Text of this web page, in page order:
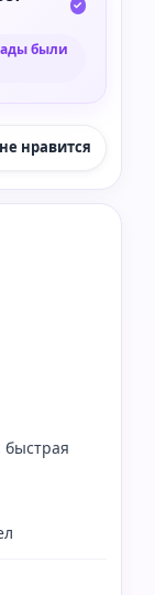
были
нравится
быстрая